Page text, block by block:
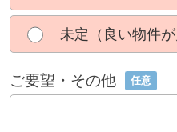
未定（良い物件が
ご要望・その他 任意